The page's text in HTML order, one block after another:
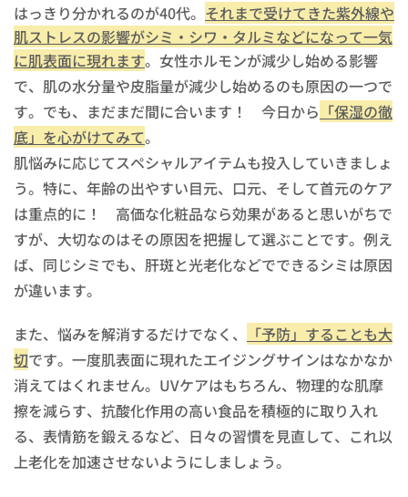
はっきり分かれるのが40代。 それまで受けてきた紫外線や
肌ストレスの影響がシミ・シワ・タルミなどになって一気
に肌表面に現れます。女性ホルモンが減少し始める影響
で、肌の水分量や皮脂量が減少し始めるのも原因の一つで
す。でも、まだまだ間に合います！ 今日から 「保湿の徹
底」を心がけてみて。
肌悩みに応じてスペシャルアイテムも投入していきましょ
う。特に、年齢の出やすい目元、口元、そして首元のケア
は重点的に！ 高価な化粧品なら効果があると思いがちで
すが、大切なのはその原因を把握して選ぶことです。例え
ば、同じシミでも、肝斑と光老化などでできるシミは原因
が違います。
また、悩みを解消するだけでなく、
「予防」することも大
切です。一度肌表面に現れたエイジングサインはなかなか
消えてはくれません。UVケアはもちろん、物理的な肌摩
擦を減らす、抗酸化作用の高い食品を積極的に取り入れ
る、表情筋を鍛えるなど、日々の習慣を見直して、これ以
上老化を加速させないようにしましょう。